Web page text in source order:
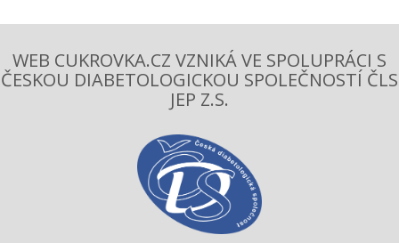
WEB CUKROVKA.CZ VZNIKÁ VE SPOLUPRÁCI S
ČESKOU DIABETOLOGICKOU SPOLEČNOSTÍ ČLS
JEP Z.S.